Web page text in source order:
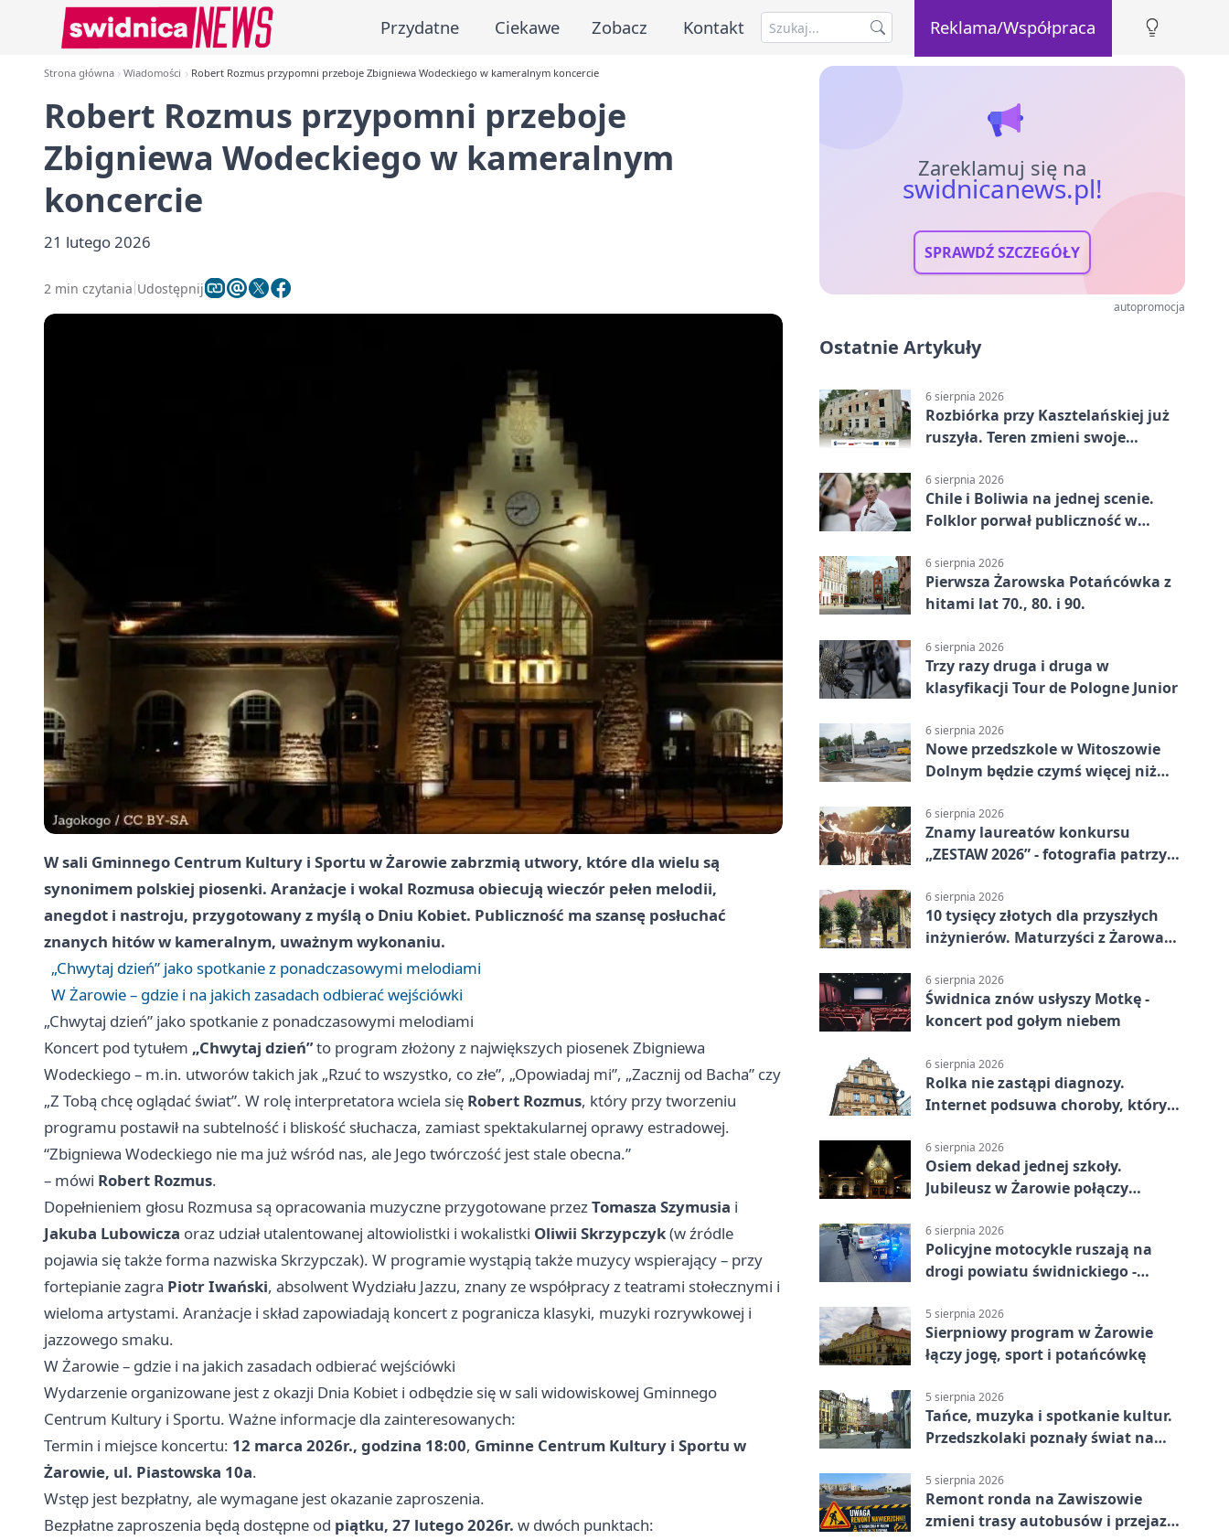
Przydatne Ciekawe Zobacz Kontakt Reklama/Współpraca
Strona główna Wiadomości Robert Rozmus przypomni przeboje Zbigniewa Wodeckiego w kameralnym koncercie
Robert Rozmus przypomni przeboje
Zbigniewa Wodeckiego w kameralnym
koncercie
21 lutego 2026
2 min czytania Udostępnij
W sali Gminnego Centrum Kultury i Sportu w Żarowie zabrzmią utwory, które dla wielu są
synonimem polskiej piosenki. Aranżacje i wokal Rozmusa obiecują wieczór pełen melodii,
anegdot i nastroju, przygotowany z myślą o Dniu Kobiet. Publiczność ma szansę posłuchać
znanych hitów w kameralnym, uważnym wykonaniu.
„Chwytaj dzień” jako spotkanie z ponadczasowymi melodiami
W Żarowie – gdzie i na jakich zasadach odbierać wejściówki
„Chwytaj dzień” jako spotkanie z ponadczasowymi melodiami
Koncert pod tytułem „Chwytaj dzień”to program złożony z największych piosenek Zbigniewa
Wodeckiego – m.in. utworów takich jak „Rzuć to wszystko, co złe”, „Opowiadaj mi”, „Zacznij od Bacha” czy
„Z Tobą chcę oglądać świat”. W rolę interpretatora wciela się Robert Rozmus, który przy tworzeniu
programu postawił na subtelność i bliskość słuchacza, zamiast spektakularnej oprawy estradowej.
“Zbigniewa Wodeckiego nie ma już wśród nas, ale Jego twórczość jest stale obecna.”
– mówi Robert Rozmus.
Dopełnieniem głosu Rozmusa są opracowania muzyczne przygotowane przezTomasza Szymusia i
Jakuba Lubowicza oraz udział utalentowanej altowiolistki i wokalistki Oliwii Skrzypczyk(w źródle
pojawia się także forma nazwiska Skrzypczak). W programie wystąpią także muzycy wspierający – przy
fortepianie zagra Piotr Iwański, absolwent Wydziału Jazzu, znany ze współpracy z teatrami stołecznymi i
wieloma artystami. Aranżacje i skład zapowiadają koncert z pogranicza klasyki, muzyki rozrywkowej i
jazzowego smaku.
W Żarowie – gdzie i na jakich zasadach odbierać wejściówki
Wydarzenie organizowane jest z okazji Dnia Kobiet i odbędzie się w sali widowiskowej Gminnego
Centrum Kultury i Sportu. Ważne informacje dla zainteresowanych:
Termin i miejsce koncertu: 12 marca 2026r., godzina 18:00, Gminne Centrum Kultury i Sportu w
Żarowie, ul. Piastowska 10a.
Wstęp jest bezpłatny, ale wymagane jest okazanie zaproszenia.
Bezpłatne zaproszenia będą dostępne od piątku, 27 lutego 2026r. w dwóch punktach:
Zareklamuj się na
swidnicanews.pl!
SPRAWDŹ SZCZEGÓŁY
autopromocja
Ostatnie Artykuły
6 sierpnia 2026
Rozbiórka przy Kasztelańskiej już
ruszyła. Teren zmieni swoje
6 sierpnia 2026
Chile i Boliwia na jednej scenie.
Folklor porwał publiczność w
6 sierpnia 2026
Pierwsza Żarowska Potańcówka z
hitami lat 70., 80. i 90.
6 sierpnia 2026
Trzy razy druga i druga w
klasyfikacji Tour de Pologne Junior
6 sierpnia 2026
Nowe przedszkole w Witoszowie
Dolnym będzie czymś więcej niż
6 sierpnia 2026
Znamy laureatów konkursu
„ZESTAW 2026” - fotografia patrzy
6 sierpnia 2026
10 tysięcy złotych dla przyszłych
inżynierów. Maturzyści z Żarowa
6 sierpnia 2026
Świdnica znów usłyszy Motkę -
koncert pod gołym niebem
6 sierpnia 2026
Rolka nie zastąpi diagnozy.
Internet podsuwa choroby, których
6 sierpnia 2026
Osiem dekad jednej szkoły.
Jubileusz w Żarowie połączy
6 sierpnia 2026
Policyjne motocykle ruszają na
drogi powiatu świdnickiego -
5 sierpnia 2026
Sierpniowy program w Żarowie
łączy jogę, sport i potańcówkę
5 sierpnia 2026
Tańce, muzyka i spotkanie kultur.
Przedszkolaki poznały świat na
5 sierpnia 2026
Remont ronda na Zawiszowie
zmieni trasy autobusów i przejazd